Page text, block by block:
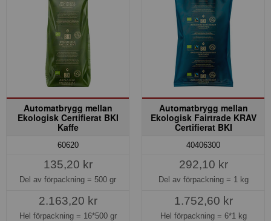
Automatbrygg mellan
Ekologisk Certifierat BKI
Kaffe
60620
135,20 kr
Del av förpackning = 500 gr
2.163,20 kr
Hel förpackning = 16*500 gr
Automatbrygg mellan
Ekologisk Fairtrade KRAV
Certifierat BKI
40406300
292,10 kr
Del av förpackning = 1 kg
1.752,60 kr
Hel förpackning = 6*1 kg